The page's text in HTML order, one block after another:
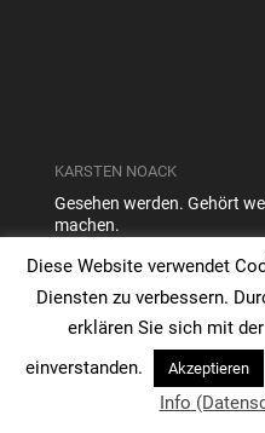
KARSTEN NOACK
Gesehen werden. Gehört
machen.
Reisebegleiter für
Diese Website verwendet
Diensten zu verbessern.
erklären Sie sich mit
einverstanden.
Akzeptieren
Info